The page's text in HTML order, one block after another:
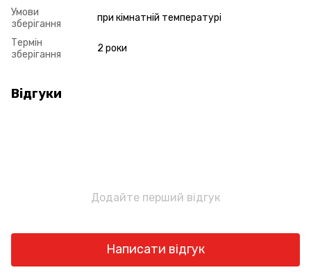
Умови
зберігання
при кімнатній температурі
Термін
зберігання
2 роки
Відгуки
Додайте перший відгук
Написати відгук